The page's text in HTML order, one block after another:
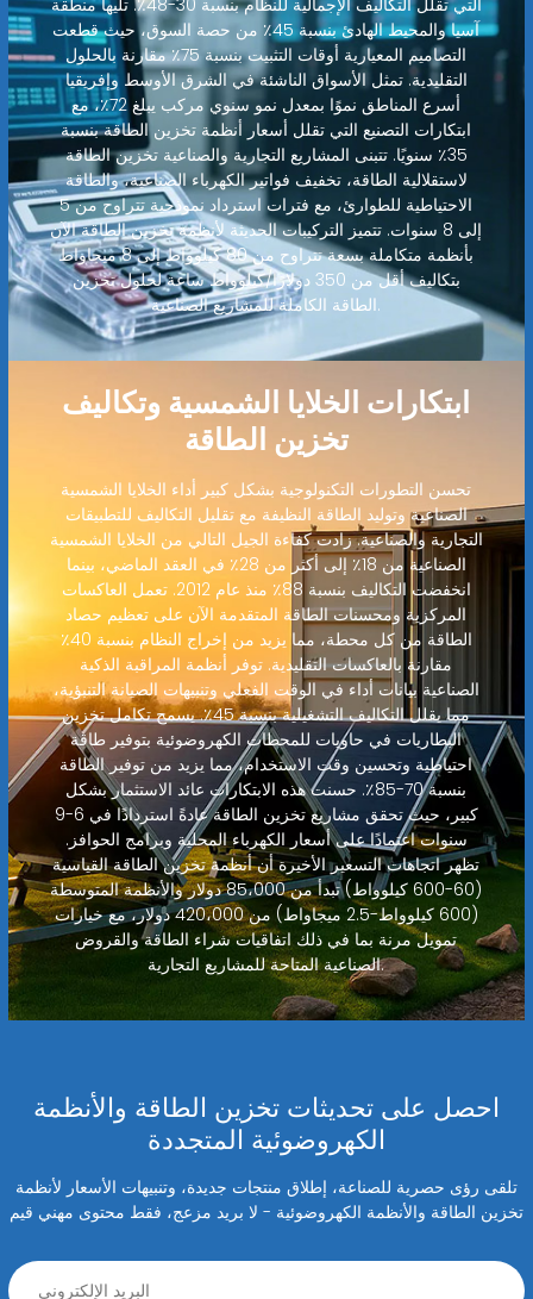
التي تقلل التكاليف الإجمالية للنظام بنسبة 30-48٪. تليها منطقة
آسيا والمحيط الهادئ بنسبة 45٪ من حصة السوق، حيث قطعت
التصاميم المعيارية أوقات التثبيت بنسبة 75٪ مقارنة بالحلول
التقليدية. تمثل الأسواق الناشئة في الشرق الأوسط وإفريقيا
أسرع المناطق نموًا بمعدل نمو سنوي مركب يبلغ 72٪، مع
ابتكارات التصنيع التي تقلل أسعار أنظمة تخزين الطاقة بنسبة
35٪ سنويًا. تتبنى المشاريع التجارية والصناعية تخزين الطاقة
لاستقلالية الطاقة، تخفيف فواتير الكهرباء الصناعية، والطاقة
الاحتياطية للطوارئ، مع فترات استرداد نموذجية تتراوح من 5
إلى 8 سنوات. تتميز التركيبات الحديثة لأنظمة تخزين الطاقة الآن
بأنظمة متكاملة بسعة تتراوح من 80 كيلوواط إلى 8 ميجاواط
بتكاليف أقل من 350 دولارًا/كيلوواط ساعة لحلول تخزين
الطاقة الكاملة للمشاريع الصناعية.
ابتكارات الخلايا الشمسية وتكاليف
تخزين الطاقة
تحسن التطورات التكنولوجية بشكل كبير أداء الخلايا الشمسية
الصناعية وتوليد الطاقة النظيفة مع تقليل التكاليف للتطبيقات
التجارية والصناعية. زادت كفاءة الجيل التالي من الخلايا الشمسية
الصناعية من 18٪ إلى أكثر من 28٪ في العقد الماضي، بينما
انخفضت التكاليف بنسبة 88٪ منذ عام 2012. تعمل العاكسات
المركزية ومحسنات الطاقة المتقدمة الآن على تعظيم حصاد
الطاقة من كل محطة، مما يزيد من إخراج النظام بنسبة 40٪
مقارنة بالعاكسات التقليدية. توفر أنظمة المراقبة الذكية
الصناعية بيانات أداء في الوقت الفعلي وتنبيهات الصيانة التنبؤية،
مما يقلل التكاليف التشغيلية بنسبة 45٪. يسمح تكامل تخزين
البطاريات في حاويات للمحطات الكهروضوئية بتوفير طاقة
احتياطية وتحسين وقت الاستخدام، مما يزيد من توفير الطاقة
بنسبة 70-85٪. حسنت هذه الابتكارات عائد الاستثمار بشكل
كبير، حيث تحقق مشاريع تخزين الطاقة عادةً استردادًا في 6-9
سنوات اعتمادًا على أسعار الكهرباء المحلية وبرامج الحوافز.
تظهر اتجاهات التسعير الأخيرة أن أنظمة تخزين الطاقة القياسية
(60-600 كيلوواط) تبدأ من 85،000 دولار والأنظمة المتوسطة
(600 كيلوواط-2.5 ميجاواط) من 420،000 دولار، مع خيارات
تمويل مرنة بما في ذلك اتفاقيات شراء الطاقة والقروض
الصناعية المتاحة للمشاريع التجارية.
احصل على تحديثات تخزين الطاقة والأنظمة
الكهروضوئية المتجددة
تلقى رؤى حصرية للصناعة، إطلاق منتجات جديدة، وتنبيهات الأسعار لأنظمة
تخزين الطاقة والأنظمة الكهروضوئية - لا بريد مزعج، فقط محتوى مهني قيم